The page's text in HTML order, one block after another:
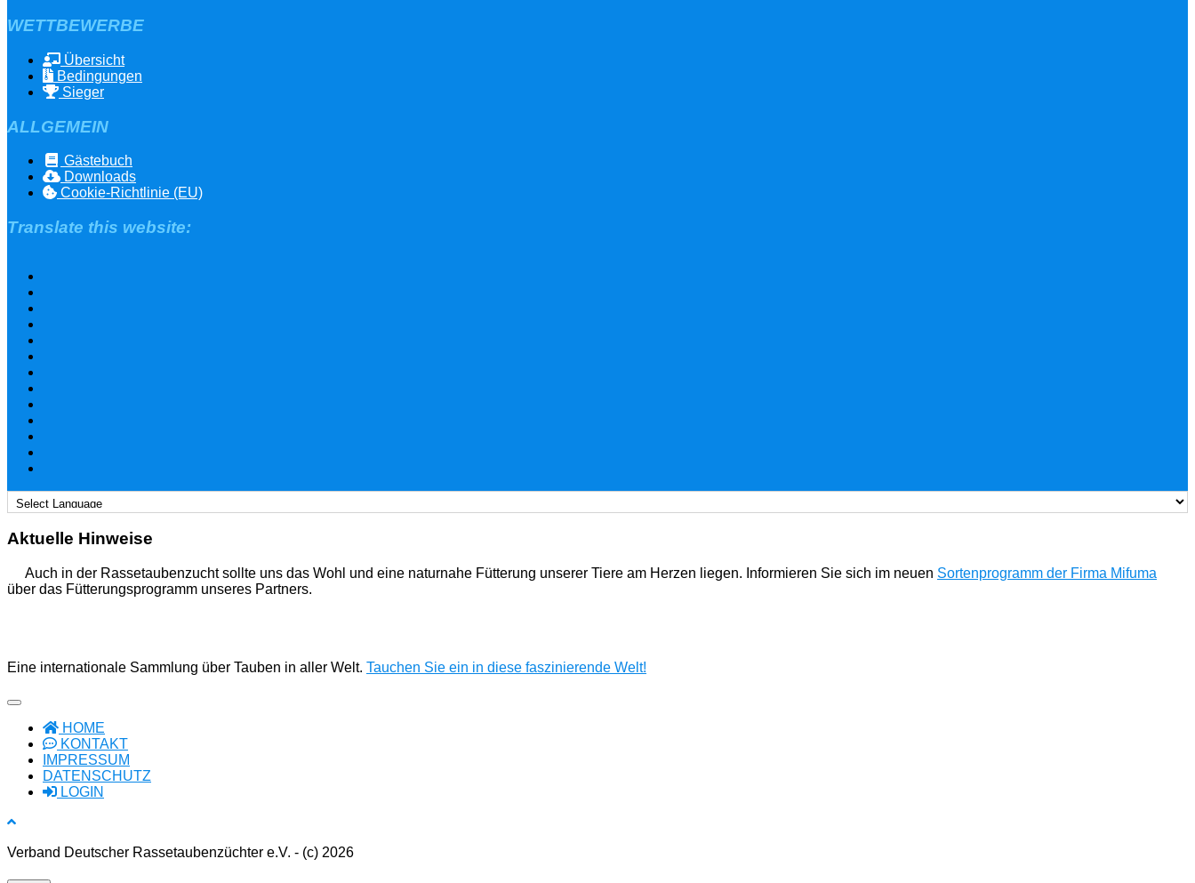
WETTBEWERBE
Übersicht
Bedingungen
Sieger
ALLGEMEIN
Gästebuch
Downloads
Cookie-Richtlinie (EU)
Translate this website:
Aktuelle Hinweise
Auch in der Rassetaubenzucht sollte uns das Wohl und eine naturnahe Fütterung unserer Tiere am Herzen liegen. Informieren Sie sich im neuen Sortenprogramm der Firma Mifuma
über das Fütterungsprogramm unseres Partners.
Eine internationale Sammlung über Tauben in aller Welt. Tauchen Sie ein in diese faszinierende Welt!
HOME
KONTAKT
IMPRESSUM
DATENSCHUTZ
LOGIN
Verband Deutscher Rassetaubenzüchter e.V. - (c) 2026